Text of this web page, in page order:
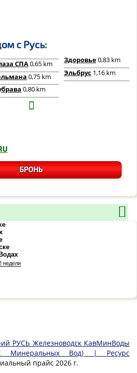
c Русь:
СПА0,65 km
0,75 km
0,80 km
Здоровье0,83 km
Эльбрус 1,16 km
БРОНЬ
недели
РУСЬ Железноводск КавМинВоды
Минеральных Вод) | Ресурс
прайс 2026 г.